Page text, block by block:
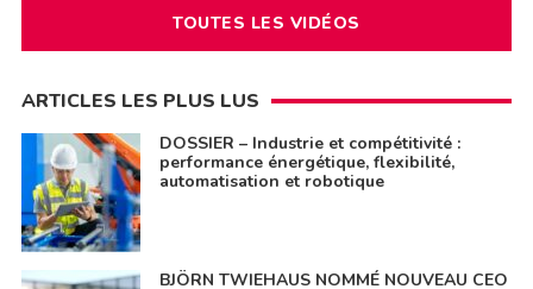
TOUTES LES VIDÉOS
ARTICLES LES PLUS LUS
DOSSIER – Industrie et compétitivité :
performance énergétique, flexibilité,
automatisation et robotique
BJÖRN TWIEHAUS NOMMÉ NOUVEAU CEO